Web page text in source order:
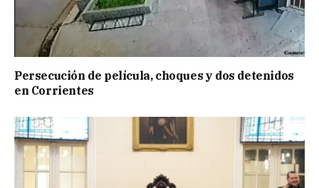
Persecución de película, choques y dos detenidos
en Corrientes